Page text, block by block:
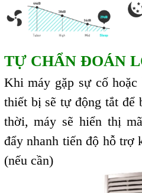
TỰ CHẨN ĐOÁN
Khi máy gặp sự cố hoặc
thiết bị sẽ tự động tắt để
thời, máy sẽ hiển thị
đẩy nhanh tiến độ hỗ trợ
(nếu cần)